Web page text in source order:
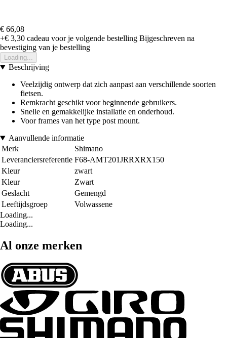
€ 66,08
+€ 3,30 cadeau voor je volgende bestelling Bijgeschreven na
bevestiging van je bestelling
Loading...
Beschrijving
Veelzijdig ontwerp dat zich aanpast aan verschillende soorten
fietsen.
Remkracht geschikt voor beginnende gebruikers.
Snelle en gemakkelijke installatie en onderhoud.
Voor frames van het type post mount.
Aanvullende informatie
Merk
Shimano
Leveranciersreferentie F68-AMT201JRRXRX150
Kleur
zwart
Kleur
Zwart
Geslacht
Gemengd
Leeftijdsgroep
Volwassene
Loading...
Loading...
Al onze merken